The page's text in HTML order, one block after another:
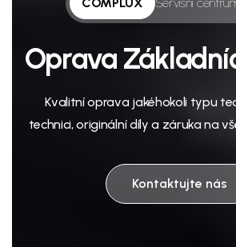
Oprava
Kvalitní oprava jakéhokoli typu
technici, originální díly a záruka na
Kontaktujte nás